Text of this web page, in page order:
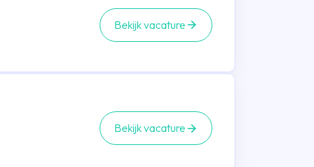
Bekijk vacature
Bekijk vacature